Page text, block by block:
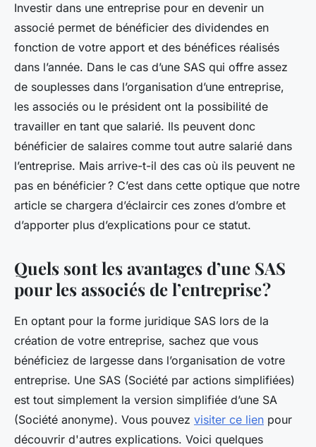
Investir dans une entreprise pour en devenir un
associé permet de bénéficier des dividendes en
fonction de votre apport et des bénéfices réalisés
dans l’année. Dans le cas d’une SAS qui offre assez
de souplesses dans l’organisation d’une entreprise,
les associés ou le président ont la possibilité de
travailler en tant que salarié. Ils peuvent donc
bénéficier de salaires comme tout autre salarié dans
l’entreprise. Mais arrive-t-il des cas où ils peuvent ne
pas en bénéficier ? C’est dans cette optique que notre
article se chargera d’éclaircir ces zones d’ombre et
d’apporter plus d’explications pour ce statut.
Quels sont les avantages d’une SAS
pour les associés de l’entreprise ?
En optant pour la forme juridique SAS lors de la
création de votre entreprise, sachez que vous
bénéficiez de largesse dans l’organisation de votre
entreprise. Une SAS (Société par actions simplifiées)
est tout simplement la version simplifiée d’une SA
(Société anonyme). Vous pouvez visiter ce lien pour
découvrir d'autres explications. Voici quelques